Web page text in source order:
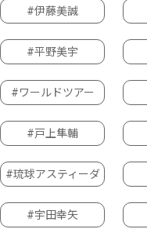
#伊藤美誠
#平野美宇
#ワールドツアー
#戸上隼輔
#琉球アスティーダ
#宇田幸矢